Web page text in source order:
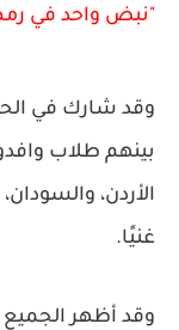
"نبض واحد في
بينهم طلاب
الأردن،
غنيًا.
وقد أظهر